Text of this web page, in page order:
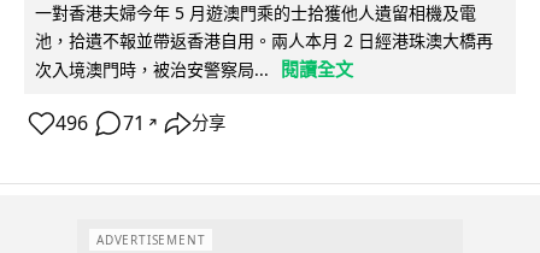
一對香港夫婦今年 5 月遊澳門乘的士拾獲他人遺留相機及電
池，拾遺不報並帶返香港自用。兩人本月 2 日經港珠澳大橋再
次入境澳門時，被治安警察局...
閱讀全文
496 71 ↗ 分享
ADVERTISEMENT